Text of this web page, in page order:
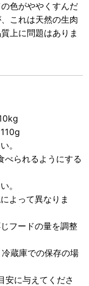
色がややくすんだ
これは天然の生肉
上に問題はありま
。
べられるようにする
。
よって異なりま
フードの量を調整
蔵庫での保存の場
安に与えてくださ